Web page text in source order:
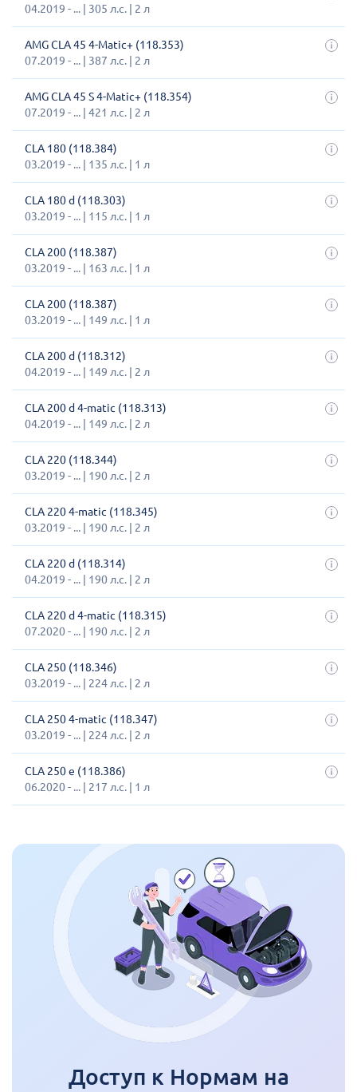
04.2019 - ... | 305 л.с. | 2 л
AMG CLA 45 4-Matic+ (118.353)
07.2019 - ... | 387 л.с. | 2 л
AMG CLA 45 S 4-Matic+ (118.354)
07.2019 - ... | 421 л.с. | 2 л
CLA 180 (118.384)
03.2019 - ... | 135 л.с. | 1 л
CLA 180 d (118.303)
03.2019 - ... | 115 л.с. | 1 л
CLA 200 (118.387)
03.2019 - ... | 163 л.с. | 1 л
CLA 200 (118.387)
03.2019 - ... | 149 л.с. | 1 л
CLA 200 d (118.312)
04.2019 - ... | 149 л.с. | 2 л
CLA 200 d 4-matic (118.313)
04.2019 - ... | 149 л.с. | 2 л
CLA 220 (118.344)
03.2019 - ... | 190 л.с. | 2 л
CLA 220 4-matic (118.345)
03.2019 - ... | 190 л.с. | 2 л
CLA 220 d (118.314)
04.2019 - ... | 190 л.с. | 2 л
CLA 220 d 4-matic (118.315)
07.2020 - ... | 190 л.с. | 2 л
CLA 250 (118.346)
03.2019 - ... | 224 л.с. | 2 л
CLA 250 4-matic (118.347)
03.2019 - ... | 224 л.с. | 2 л
CLA 250 e (118.386)
06.2020 - ... | 217 л.с. | 1 л
Доступ к Нормам на